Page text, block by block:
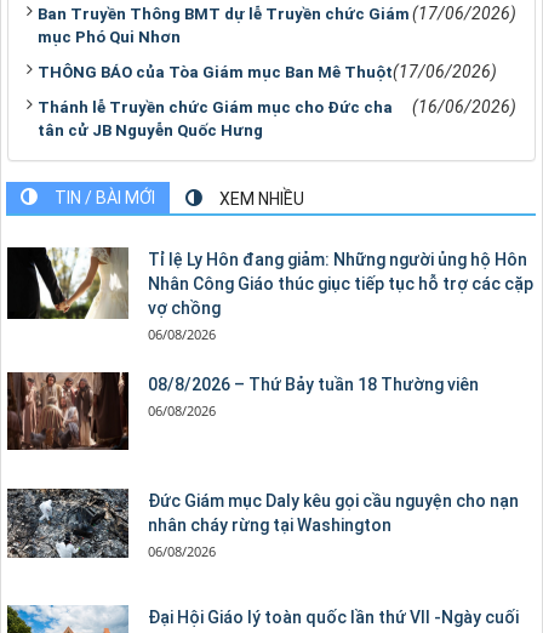
Ban Truyền Thông BMT dự lễ Truyền chức Giám
mục Phó Qui Nhơn
(17/06/2026)
THÔNG BÁO của Tòa Giám mục Ban Mê Thuột(17/06/2026)
Thánh lễ Truyền chức Giám mục cho Đức cha
tân cử JB Nguyễn Quốc Hưng
(16/06/2026)
TIN / BÀI MỚI XEM NHIỀU
Tỉ lệ Ly Hôn đang giảm: Những người ủng hộ Hôn
Nhân Công Giáo thúc giục tiếp tục hỗ trợ các cặp
vợ chồng
06/08/2026
08/8/2026 – Thứ Bảy tuần 18 Thường viên
06/08/2026
Đức Giám mục Daly kêu gọi cầu nguyện cho nạn
nhân cháy rừng tại Washington
06/08/2026
Đại Hội Giáo lý toàn quốc lần thứ VII -Ngày cuối